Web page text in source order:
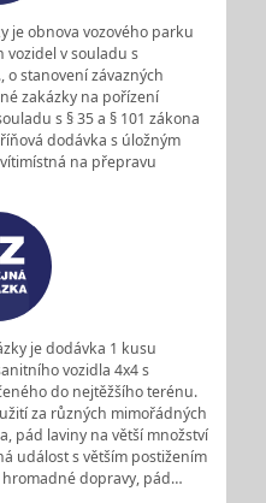
je obnova vozového parku
vozidel v souladu s
o stanovení závazných
zakázky na pořízení
s § 35 a § 101 zákona
dodávka s úložným
na přepravu
je dodávka 1 kusu
vozidla 4x4 s
do nejtěžšího terénu.
za různých mimořádných
pád laviny na větší množství
událost s větším postižením
dopravy, pád…